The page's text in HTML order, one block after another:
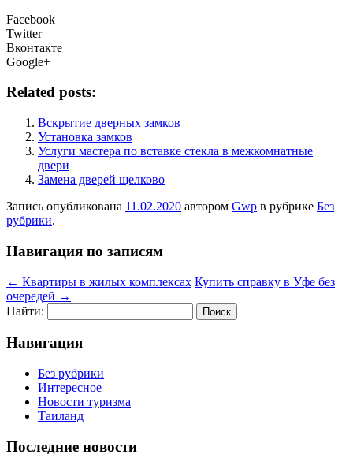
Facebook
Twitter
Вконтакте
Google+
Related posts:
Вскрытие дверных замков
Установка замков
Услуги мастера по вставке стекла в межкомнатные
двери
Замена дверей щелково
Запись опубликована 11.02.2020 автором Gwp в рубрике Без
рубрики.
Навигация по записям
← Квартиры в жилых комплексах Купить справку в Уфе без
очередей →
Найти:
Навигация
Без рубрики
Интересное
Новости туризма
Таиланд
Последние новости